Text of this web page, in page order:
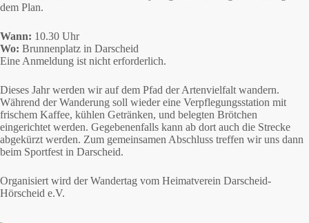
dem Plan.
Wann: 10.30 Uhr
Wo: Brunnenplatz in Darscheid
Eine Anmeldung ist nicht erforderlich.
Dieses Jahr werden wir auf dem Pfad der Artenvielfalt wandern.
Während der Wanderung soll wieder eine Verpflegungsstation mit
frischem Kaffee, kühlen Getränken, und belegten Brötchen
eingerichtet werden. Gegebenenfalls kann ab dort auch die Strecke
abgekürzt werden. Zum gemeinsamen Abschluss treffen wir uns dann
beim Sportfest in Darscheid.
Organisiert wird der Wandertag vom Heimatverein Darscheid-
Hörscheid e.V.